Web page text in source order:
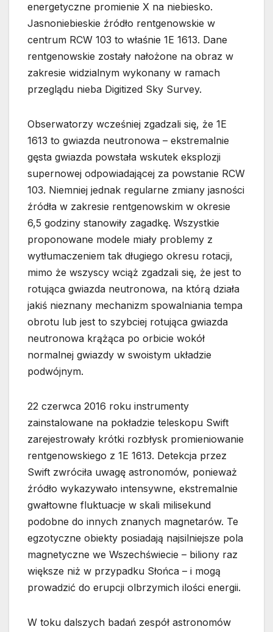
energetyczne promienie X na niebiesko.
Jasnoniebieskie źródło rentgenowskie w
centrum RCW 103 to właśnie 1E 1613. Dane
rentgenowskie zostały nałożone na obraz w
zakresie widzialnym wykonany w ramach
przeglądu nieba Digitized Sky Survey.
Obserwatorzy wcześniej zgadzali się, że 1E
1613 to gwiazda neutronowa – ekstremalnie
gęsta gwiazda powstała wskutek eksplozji
supernowej odpowiadającej za powstanie RCW
103. Niemniej jednak regularne zmiany jasności
źródła w zakresie rentgenowskim w okresie
6,5 godziny stanowiły zagadkę. Wszystkie
proponowane modele miały problemy z
wytłumaczeniem tak długiego okresu rotacji,
mimo że wszyscy wciąż zgadzali się, że jest to
rotująca gwiazda neutronowa, na którą działa
jakiś nieznany mechanizm spowalniania tempa
obrotu lub jest to szybciej rotująca gwiazda
neutronowa krążąca po orbicie wokół
normalnej gwiazdy w swoistym układzie
podwójnym.
22 czerwca 2016 roku instrumenty
zainstalowane na pokładzie teleskopu Swift
zarejestrowały krótki rozbłysk promieniowanie
rentgenowskiego z 1E 1613. Detekcja przez
Swift zwróciła uwagę astronomów, ponieważ
źródło wykazywało intensywne, ekstremalnie
gwałtowne fluktuacje w skali milisekund
podobne do innych znanych magnetarów. Te
egzotyczne obiekty posiadają najsilniejsze pola
magnetyczne we Wszechświecie – biliony raz
większe niż w przypadku Słońca – i mogą
prowadzić do erupcji olbrzymich ilości energii.
W toku dalszych badań zespół astronomów